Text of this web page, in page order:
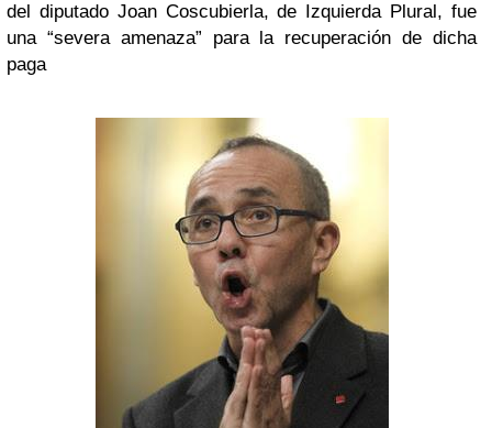
del diputado Joan Coscubierla, de Izquierda Plural, fue
una “severa amenaza” para la recuperación de dicha
paga